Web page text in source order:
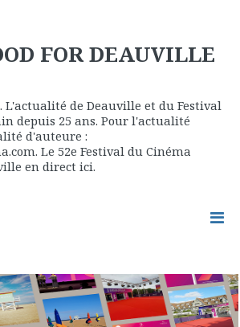
FOR DEAUVILLE
L'actualité de Deauville et du Festival
depuis 25 ans. Pour l'actualité
d'auteure :
Le 52e Festival du Cinéma
en direct ici.